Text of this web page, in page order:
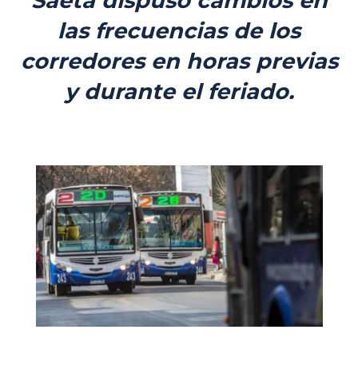
las frecuencias de los
corredores en horas previas
y durante el feriado.